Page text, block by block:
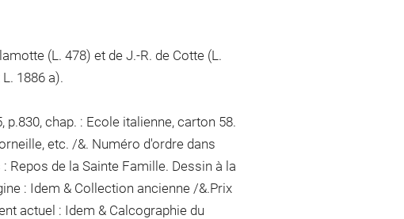
(L. 478) et de J.-R. de Cotte (L.
1886 a).
chap. : Ecole italienne, carton 58.
etc. /&. Numéro d'ordre dans
Repos de la Sainte Famille. Dessin à la
: Idem & Collection ancienne /&.Prix
actuel : Idem & Calcographie du